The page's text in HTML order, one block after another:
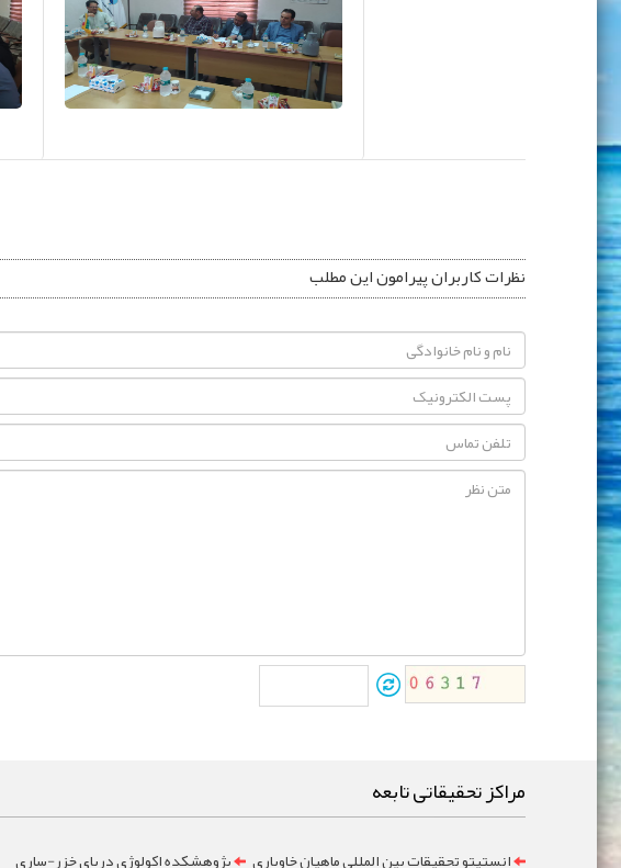
نظرات کاربران پیرامون این مطلب
مراکز تحقیقاتی تابعه
انستیتو تحقیقات بین المللی ماهیان خاویاری پژوهشکده اکولوژي درياي خزر-ساری